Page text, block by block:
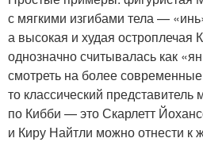
с мягкими изгибами тела —
а высокая и худая остроплечая
однозначно считывалась как
смотреть на более
то классический представитель
по Кибби — это Скарлетт
и Киру Найтли можно отнести к